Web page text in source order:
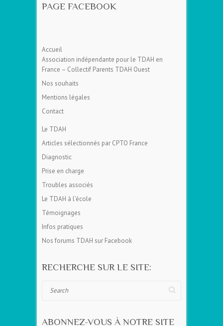
PAGE FACEBOOK
Accueil
Association indépendante pour le TDAH en
France – Collectif Parents TDAH Ouest
Nos souhaits
Mentions légales
Contact
Le TDAH
Articles sélectionnés par CPTO France
Diagnostic
Prise en charge
Troubles associés
Le TDAH à l’école
Témoignages
Infos pratiques
Nos forums TDAH sur Facebook
RECHERCHE SUR LE SITE:
ABONNEZ-VOUS À NOTRE SITE